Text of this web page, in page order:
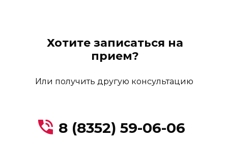
Хотите записаться на
прием?
Или получить другую консультацию
8 (8352) 59-06-06